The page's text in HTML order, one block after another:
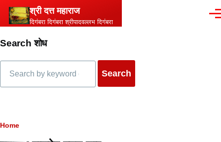
Skip to main content
श्री दत्त महाराज
दिगंबरा दिगंबरा श्रीपादवल्लभ दिगंबरा
Search शोध
Breadcrumb
Home